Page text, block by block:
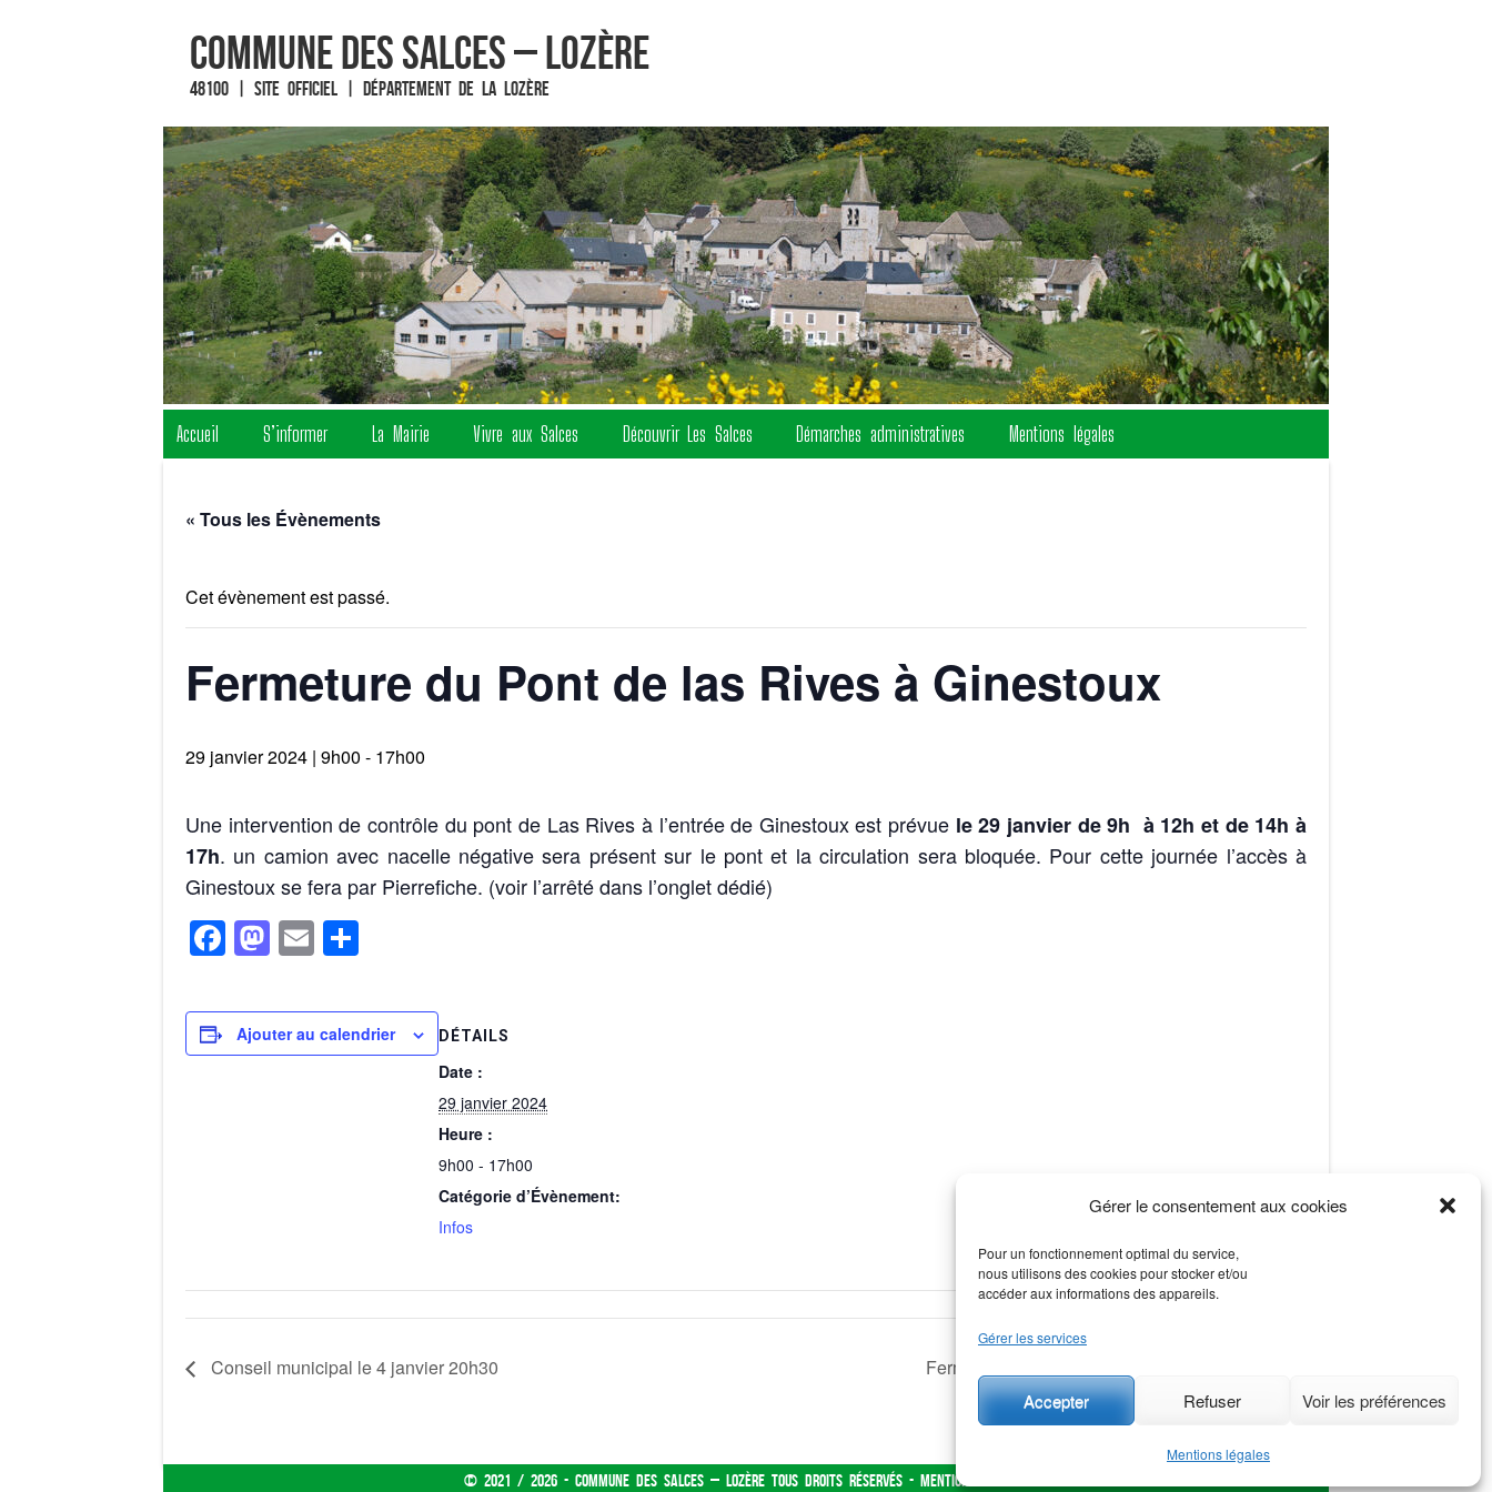
Gérer le consentement aux cookies
Pour un fonctionnement optimal du service,
nous utilisons des cookies pour stocker et/ou
accéder aux informations des appareils.
Gérer les services
Accepter Refuser Voir les préférences
Mentions légales
Commune des Salces – Lozère
48100 | Site officiel | Département de la Lozère
Menu
Fin du contenu
Accueil S’informer La Mairie Vivre aux Salces Découvrir Les Salces Démarches administratives Mentions légales
« Tous les Évènements
Cet évènement est passé.
Fermeture du Pont de las Rives à Ginestoux
29 janvier 2024 | 9h00 - 17h00
Une intervention de contrôle du pont de Las Rives à l’entrée de Ginestoux est prévue le 29 janvier de 9h à 12h et de 14h à
17h. un camion avec nacelle négative sera présent sur le pont et la circulation sera bloquée. Pour cette journée l’accès à
Ginestoux se fera par Pierrefiche. (voir l’arrêté dans l’onglet dédié)
F
c
e
M
st
o
E
ailta
g
Ajouter au calendrier DÉTAILS
Date :
29 janvier 2024
Heure :
9h00 - 17h00
Catégorie d’Évènement:
Infos
Conseil municipal le 4 janvier 20h30 Fermeture de l’A75 dans le sens SUD NORD
© 2021 / 2026 - Commune des Salces – Lozère tous droits réservés - Mentions légales